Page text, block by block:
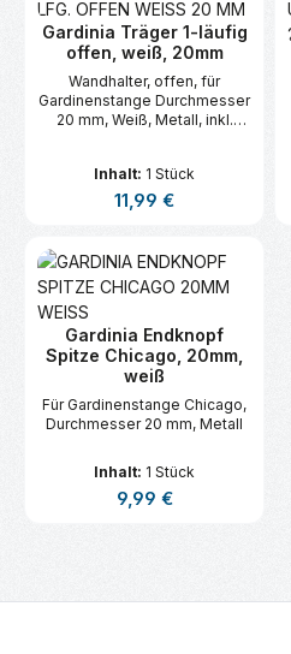
Gardinia Träger 1-läufig
offen, weiß, 20mm
Wandhalter, offen, für
Gardinenstange Durchmesser
20 mm, Weiß, Metall, inkl.
Inhalt: 1 Stück
Regulärer Preis:
11,99 €
Gardinia Endknopf
Spitze Chicago, 20mm,
weiß
Für Gardinenstange Chicago,
Durchmesser 20 mm, Metall
Inhalt: 1 Stück
Regulärer Preis:
9,99 €